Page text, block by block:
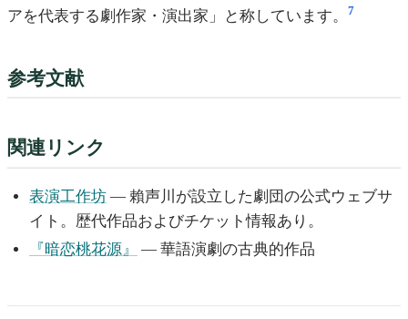
アを代表する劇作家・演出家」と称しています。
7
参考文献
関連リンク
表演工作坊 — 賴声川が設立した劇団の公式ウェブサ
イト。歴代作品およびチケット情報あり。
『暗恋桃花源』
— 華語演劇の古典的作品